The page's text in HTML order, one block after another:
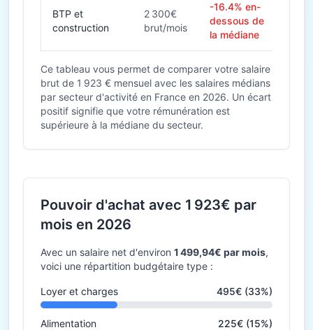
BTP et
construction
2 300€
brut/mois
-16.4% en-
dessous de
la médiane
Ce tableau vous permet de comparer votre salaire
brut de 1 923 € mensuel avec les salaires médians
par secteur d'activité en France en 2026. Un écart
positif signifie que votre rémunération est
supérieure à la médiane du secteur.
Pouvoir d'achat avec 1 923€ par
mois en 2026
Avec un salaire net d'environ 1 499,94€ par mois,
voici une répartition budgétaire type :
Loyer et charges 495€ (33%)
Alimentation 225€ (15%)